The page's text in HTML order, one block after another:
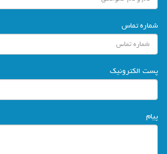
شماره تماس
پست الکترونیک
پیام